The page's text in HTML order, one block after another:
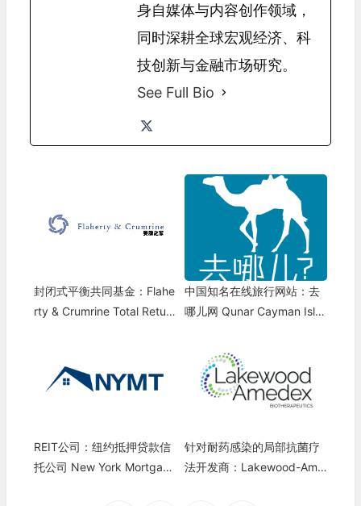
身自媒体与内容创作领域，
同时深耕全球宏观经济、科
技创新与金融市场研究。
See Full Bio
封闭式平衡共同基金：Flahe
rty & Crumrine Total Return
中国知名在线旅行网站：去
哪儿网 Qunar Cayman Isla
REIT公司：纽约抵押贷款信
托公司 New York Mortgage
针对耐药感染的局部抗菌疗
法开发商：Lakewood-Ame